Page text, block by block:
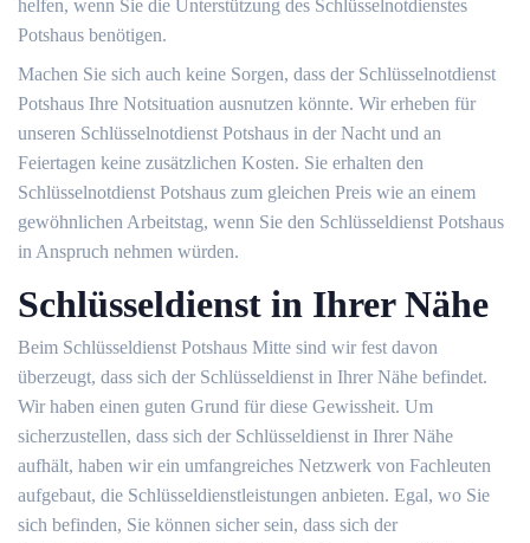
helfen, wenn Sie die Unterstützung des Schlüsselnotdienstes
Potshaus benötigen.
Machen Sie sich auch keine Sorgen, dass der Schlüsselnotdienst
Potshaus Ihre Notsituation ausnutzen könnte. Wir erheben für
unseren Schlüsselnotdienst Potshaus in der Nacht und an
Feiertagen keine zusätzlichen Kosten. Sie erhalten den
Schlüsselnotdienst Potshaus zum gleichen Preis wie an einem
gewöhnlichen Arbeitstag, wenn Sie den Schlüsseldienst Potshaus
in Anspruch nehmen würden.
Schlüsseldienst in Ihrer Nähe
Beim Schlüsseldienst Potshaus Mitte sind wir fest davon
überzeugt, dass sich der Schlüsseldienst in Ihrer Nähe befindet.
Wir haben einen guten Grund für diese Gewissheit. Um
sicherzustellen, dass sich der Schlüsseldienst in Ihrer Nähe
aufhält, haben wir ein umfangreiches Netzwerk von Fachleuten
aufgebaut, die Schlüsseldienstleistungen anbieten. Egal, wo Sie
sich befinden, Sie können sicher sein, dass sich der